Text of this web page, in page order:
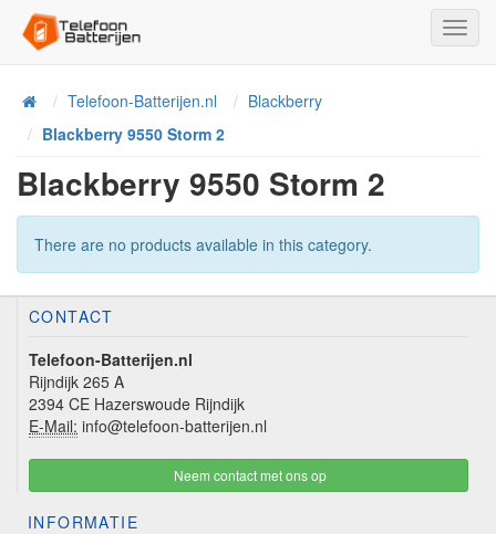
HomeTelefoon-Batterijen.nl
Blackberry
Blackberry 9550 Storm 2
Blackberry 9550 Storm 2
There are no products available in this category.
CONTACT
Telefoon-Batterijen.nl
Rijndijk 265 A
2394 CE Hazerswoude Rijndijk
E-Mail: info@telefoon-batterijen.nl
Neem contact met ons op
INFORMATIE